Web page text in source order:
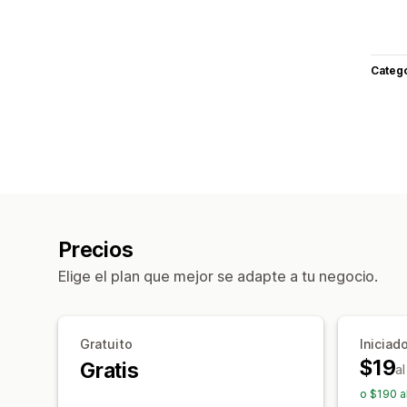
Precios
Elige el plan que mejor se adapte a tu negocio.
Gratuito
Gratis $19
o $190